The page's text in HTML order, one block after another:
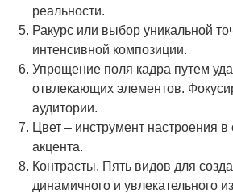
реальности.
Ракурс или выбор уникальной
интенсивной композиции.
Упрощение поля кадра путем
отвлекающих элементов.
аудитории.
Цвет – инструмент настроения
акцента.
Контрасты. Пять видов для
динамичного и увлекательного